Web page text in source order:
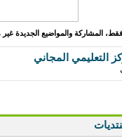
فقط، المشاركة والمواضيع الجديدة
التعليمي المجاني